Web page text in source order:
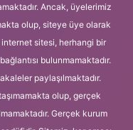
Ancak, üyelerimiz
olup, siteye üye olarak
internet sitesi, herhangi bir
bulunmamaktadır.
paylaşılmaktadır.
olup, gerçek
Gerçek kurum